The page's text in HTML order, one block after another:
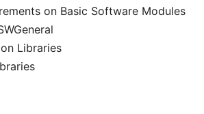
on Basic Software Modules
Libraries